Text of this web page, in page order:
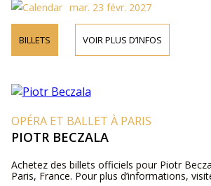
mar. 23 févr. 2027
BILLETS VOIR PLUS D’INFOS
OPÉRA ET BALLET À PARIS
PIOTR BECZALA
Achetez des billets officiels pour Piotr
Paris, France. Pour plus d’informations,